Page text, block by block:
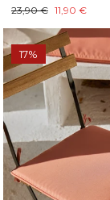
23,90 € 11,90 €
17%